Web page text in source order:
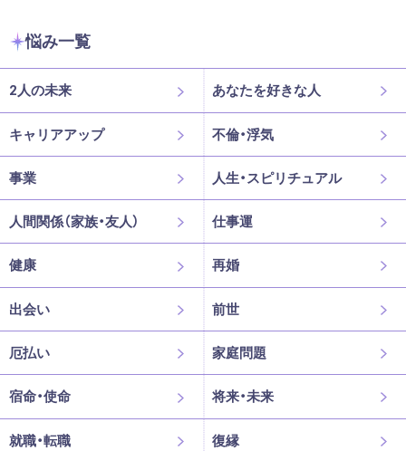
悩み一覧
2人の未来 あなたを好きな人
キャリアアップ 不倫・浮気
事業 人生・スピリチュアル
人間関係（家族・友人） 仕事運
健康 再婚
出会い 前世
厄払い 家庭問題
宿命・使命 将来・未来
就職・転職 復縁